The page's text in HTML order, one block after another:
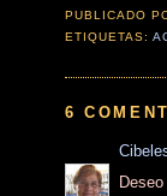
PUBLICADO
ETIQUETAS:
6